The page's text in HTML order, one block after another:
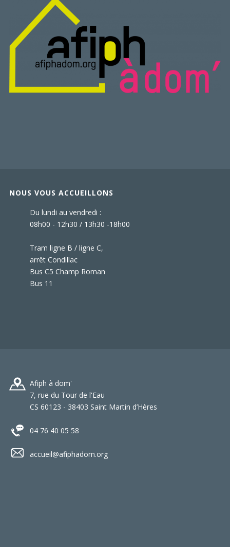
NOUS VOUS ACCUEILLONS
Du lundi au vendredi :
08h00 - 12h30 / 13h30 -18h00
Tram ligne B / ligne C,
arrêt Condillac
Bus C5 Champ Roman
Bus 11
Afiph à dom'
7, rue du Tour de l'Eau
CS 60123 - 38403 Saint Martin d’Hères
04 76 40 05 58
accueil@afiphadom.org